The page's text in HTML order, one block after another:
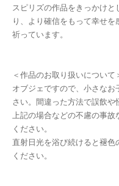
スピリズの作品をきっかけ
り、より確信をもって幸せ
祈っています。
＜作品のお取り扱いについて
オブジェですので、小さな
さい。間違った方法で誤飲や
上記の場合などの不慮の事
ください。
直射日光を浴び続けると褪
ください。